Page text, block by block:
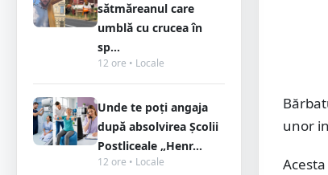
sătmăreanul care
umblă cu crucea în
sp...
12 ore • Locale
Unde te poți angaja
după absolvirea Școlii
Postliceale „Henr...
12 ore • Locale
unor